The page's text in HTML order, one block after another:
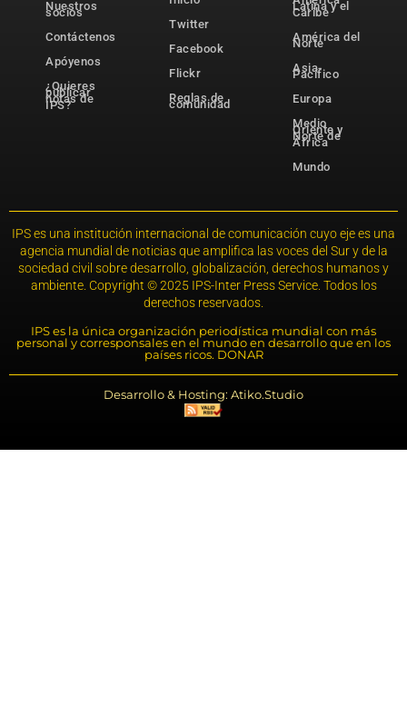
Nuestros
socios
Contáctenos
Apóyenos
¿Quieres
publicar
notas de
IPS?
Twitter
Facebook
Flickr
Reglas de
comunidad
Latina y el
Caribe
América del
Norte
Asia-
Pacífico
Europa
Medio
Oriente y
Norte de
África
Mundo
IPS es una institución internacional de comunicación cuyo eje es una
agencia mundial de noticias que amplifica las voces del Sur y de la
sociedad civil sobre desarrollo, globalización, derechos humanos y
ambiente. Copyright © 2025 IPS-Inter Press Service. Todos los
derechos reservados.
IPS es la única organización periodística mundial con más
personal y corresponsales en el mundo en desarrollo que en los
países ricos. DONAR
Desarrollo & Hosting: Atiko.Studio